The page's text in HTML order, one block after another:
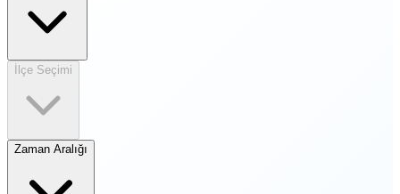
İlçe Seçimi
Zaman Aralığı